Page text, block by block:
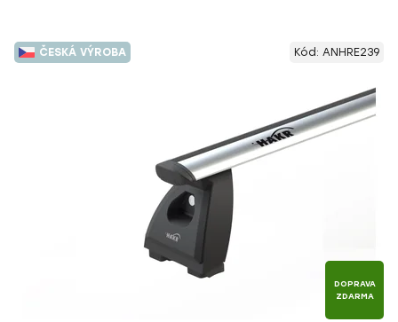
ČESKÁ VÝROBA
DOPRAVA
ZDARMA
Kód: ANHRE239